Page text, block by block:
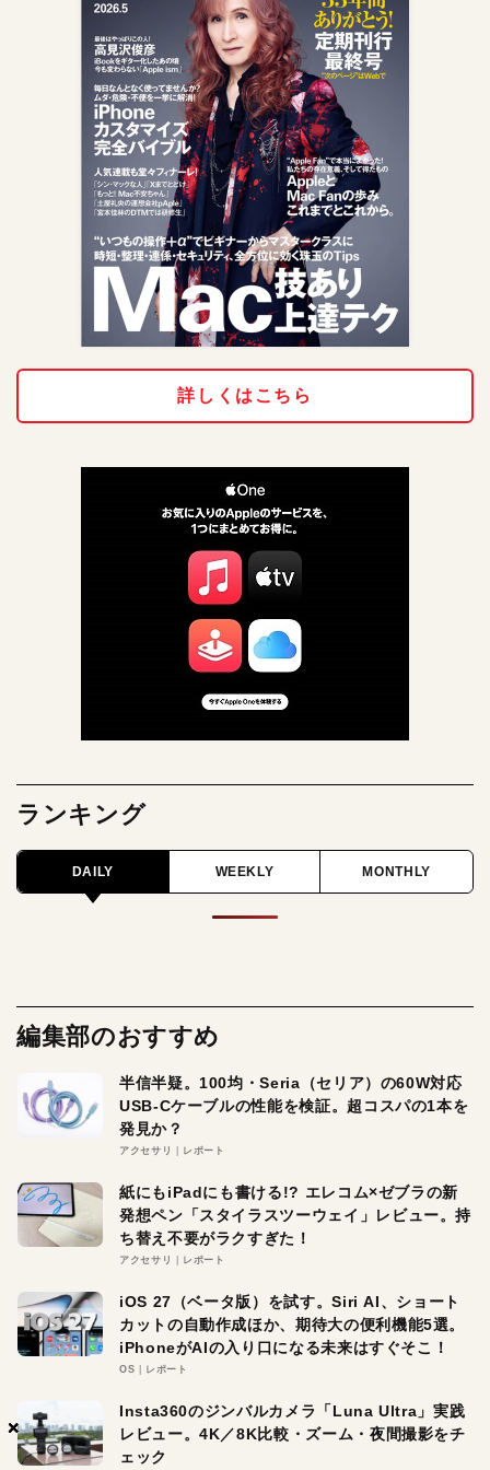
×
×
×
詳しくはこちら
ランキング
DAILY WEEKLY MONTHLY
編集部のおすすめ
半信半疑。100均・Seria（セリア）の60W対応
USB-Cケーブルの性能を検証。超コスパの1本を
発見か？
アクセサリ レポート
紙にもiPadにも書ける!? エレコム×ゼブラの新
発想ペン「スタイラスツーウェイ」レビュー。持
ち替え不要がラクすぎた！
アクセサリ レポート
iOS 27（ベータ版）を試す。Siri AI、ショート
カットの自動作成ほか、期待大の便利機能5選。
iPhoneがAIの入り口になる未来はすぐそこ！
OS レポート
Insta360のジンバルカメラ「Luna Ultra」実践
レビュー。4K／8K比較・ズーム・夜間撮影をチ
ェック